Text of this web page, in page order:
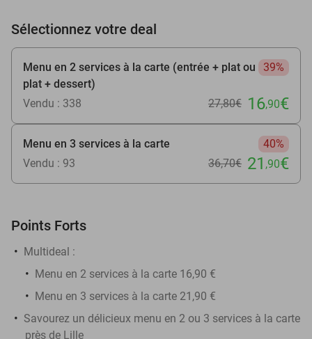
Sélectionnez votre deal
Menu en 2 services à la carte (entrée + plat ou
plat + dessert)
39%
Vendu : 338 27,80€ 16,90€
Menu en 3 services à la carte
40%
Vendu : 93
36,70€ 21 ,90€
Points Forts
Multideal :
​Menu en 2 services à la carte 16,90 €
Menu en 3 services à la carte 21,90 €
Savourez un délicieux menu en 2 ou 3 services à la carte
près de Lille